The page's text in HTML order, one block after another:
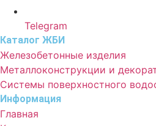
Telegram
Каталог ЖБИ
Железобетонные изделия
Металлоконструкции и
Системы поверхностного
Информация
Главная